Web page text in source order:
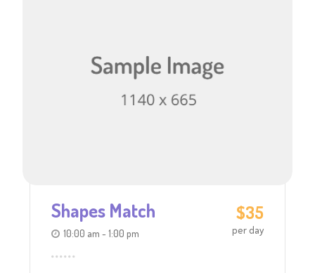
$35
per day
Shapes Match
10:00 am - 1:00 pm